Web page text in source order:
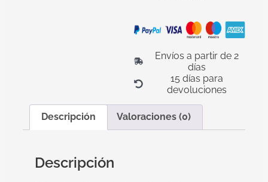
Envíos a partir de 2
días
15 días para
devoluciones
Descripción Valoraciones (0)
Descripción